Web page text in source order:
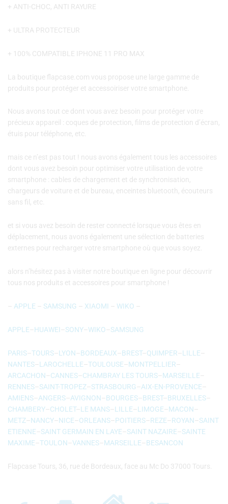
+ ANTI-CHOC, ANTI RAYURE
+ ULTRA PROTECTEUR
+ 100% COMPATIBLE IPHONE 11 PRO MAX
La boutique flapcase.com vous propose une large gamme de
produits pour protéger et accessoiriser votre smartphone.
Nous avons tout ce dont vous avez besoin pour protéger votre
précieux appareil : coques de protection, films de protection d’écran,
étuis pour téléphone, etc.
mais ce n’est pas tout ! nous avons également tous les accessoires
dont vous avez besoin pour optimiser votre utilisation de votre
smartphone : cables de chargement et de synchronisation,
chargeurs de voiture et de bureau, enceintes bluetooth, écouteurs
sans fil, etc.
et si vous avez besoin de rester connecté lorsque vous êtes en
déplacement, nous avons également une sélection de batteries
externes pour recharger votre smartphone où que vous soyez.
alors n’hésitez pas à visiter notre boutique en ligne pour découvrir
tous nos produits et accessoires pour smartphone !
– APPLE – SAMSUNG – XIAOMI – WIKO –
APPLE–HUAWEI–SONY–WIKO–SAMSUNG
PARIS–TOURS–LYON–BORDEAUX–BREST–QUIMPER–LILLE–
NANTES–LAROCHELLE–TOULOUSE–MONTPELLIER–
ARCACHON–CANNES–CHAMBRAY LES TOURS–MARSEILLE–
RENNES–SAINT-TROPEZ–STRASBOURG–AIX-EN-PROVENCE–
AMIENS–ANGERS–AVIGNON–BOURGES–BREST–BRUXELLES–
CHAMBERY–CHOLET–LE MANS–LILLE–LIMOGE–MACON–
METZ–NANCY–NICE–ORLEANS–POITIERS–REZE–ROYAN–SAINT
ETIENNE–SAINT GERMAIN EN LAYE–SAINT NAZAIRE–SAINTE
MAXIME–TOULON–VANNES–MARSEILLE–BESANCON
Flapcase Tours, 36, rue de Bordeaux, face au Mc Do 37000 Tours.